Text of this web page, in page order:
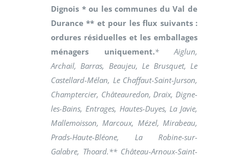
Dignois * ou les communes du Val de
Durance ** et pour les flux suivants :
ordures résiduelles et les emballages
ménagers uniquement.* Aiglun,
Archail, Barras, Beaujeu, Le Brusquet, Le
Castellard-Mélan, Le Chaffaut-Saint-Jurson,
Champtercier, Châteauredon, Draix, Digne-
les-Bains, Entrages, Hautes-Duyes, La Javie,
Mallemoisson, Marcoux, Mézel, Mirabeau,
Prads-Haute-Bléone, La Robine-sur-
Galabre, Thoard.** Château-Arnoux-Saint-